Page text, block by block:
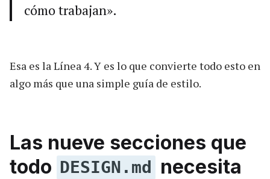
cómo trabajan».
Esa es la Línea 4. Y es lo que convierte todo esto en
algo más que una simple guía de estilo.
Las nueve secciones que
todo DESIGN.md necesita